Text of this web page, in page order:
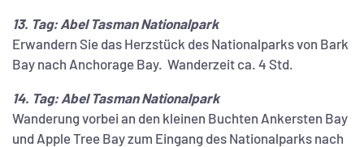
13. Tag: Abel Tasman Nationalpark
Erwandern Sie das Herzstück des Nationalparks von Bark
Bay nach Anchorage Bay. Wanderzeit ca. 4 Std.
14. Tag: Abel Tasman Nationalpark
Wanderung vorbei an den kleinen Buchten Ankersten Bay
und Apple Tree Bay zum Eingang des Nationalparks nach